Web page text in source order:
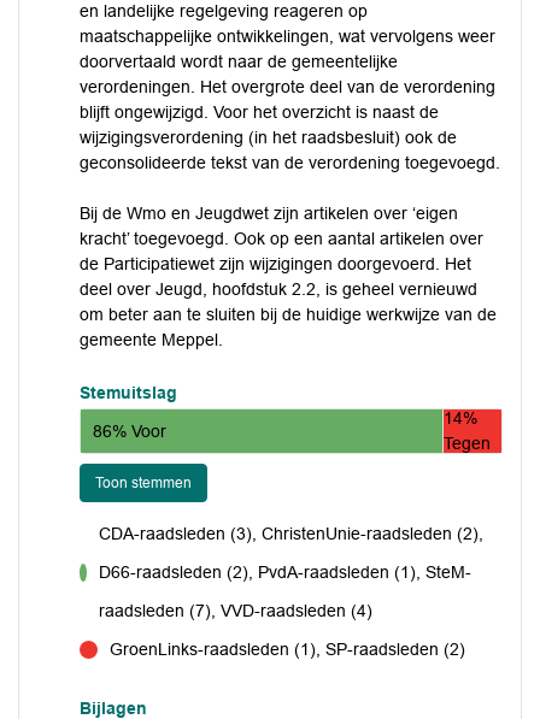
en landelijke regelgeving reageren op
maatschappelijke ontwikkelingen, wat vervolgens weer
doorvertaald wordt naar de gemeentelijke
verordeningen. Het overgrote deel van de verordening
blijft ongewijzigd. Voor het overzicht is naast de
wijzigingsverordening (in het raadsbesluit) ook de
geconsolideerde tekst van de verordening toegevoegd.
Bij de Wmo en Jeugdwet zijn artikelen over ‘eigen
kracht’ toegevoegd. Ook op een aantal artikelen over
de Participatiewet zijn wijzigingen doorgevoerd. Het
deel over Jeugd, hoofdstuk 2.2, is geheel vernieuwd
om beter aan te sluiten bij de huidige werkwijze van de
gemeente Meppel.
Stemuitslag
86% Voor
14%
Tegen
Toon stemmen
CDA-raadsleden (3), ChristenUnie-raadsleden (2),
D66-raadsleden (2), PvdA-raadsleden (1), SteM-
raadsleden (7), VVD-raadsleden (4)
GroenLinks-raadsleden (1), SP-raadsleden (2)
Bijlagen